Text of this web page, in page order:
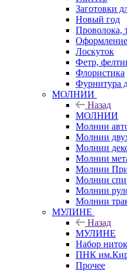
Заготовки
Новый год
Проволока,
Лоскуток
Фетр,
Флористика
Фурнитура
МОЛНИИ
Назад
МОЛНИИ
Молнии
Молнии
Молнии
Молнии
Молнии
Молнии
Молнии
Молнии
МУЛИНЕ
Назад
МУЛИНЕ
Набор
ПНК
Прочее